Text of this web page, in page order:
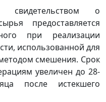
свидетельством о
предоставляется
при реализации
использованной для
смешения. Срок
увеличен до 28-
после истекшего